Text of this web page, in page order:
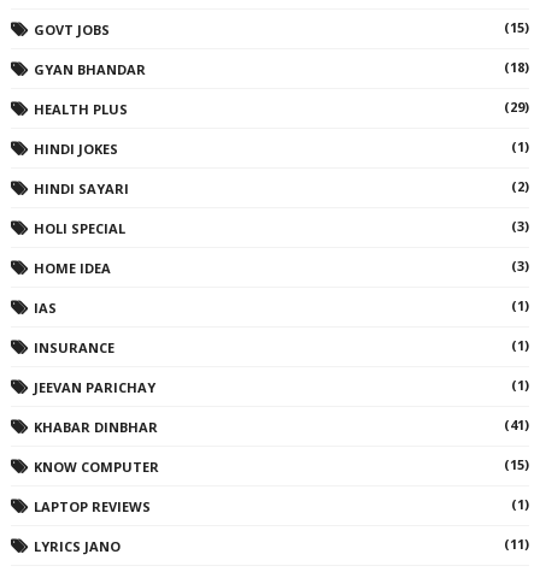
GOVT JOBS (15)
GYAN BHANDAR (18)
HEALTH PLUS (29)
HINDI JOKES (1)
HINDI SAYARI (2)
HOLI SPECIAL (3)
HOME IDEA (3)
IAS (1)
INSURANCE (1)
JEEVAN PARICHAY (1)
KHABAR DINBHAR (41)
KNOW COMPUTER (15)
LAPTOP REVIEWS (1)
LYRICS JANO (11)